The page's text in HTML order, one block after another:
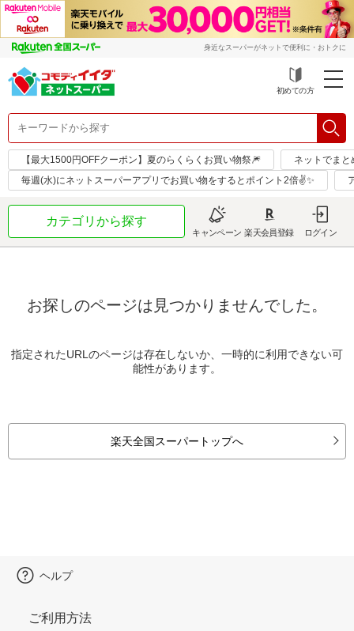
身近なスーパーがネットで便利に・おトクに
初めての方
【最大1500円OFFクーポン】夏のらくらくお買い物祭🎆
ネットでまと
毎週(水)にネットスーパーアプリでお買い物をするとポイント2倍✌✨
カテゴリから探す
キャンペーン 楽天会員登録 ログイン
お探しのページは見つかりませんでした。
指定されたURLのページは存在しないか、一時的に利用できない可
能性があります。
楽天全国スーパートップへ
ヘルプ
ご利用方法